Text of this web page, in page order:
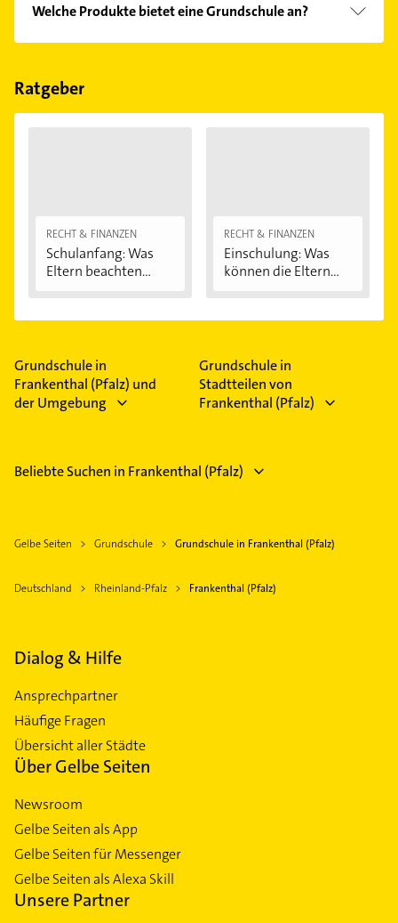
Nachhilfe, Chemie Nachhilfe, Deutsch Nachhilfe,
Englisch Nachhilfe und Ferienkurse.
Welche Produkte bietet eine Grundschule an?
Das Angebot umfasst unter anderem Biologie
Ferienkurse und Mathe Nachhilfe.
Ratgeber
RECHT & FINANZEN
Schulanfang: Was
Eltern beachten...
RECHT & FINANZEN
Einschulung: Was
können die Eltern...
Grundschule in
Frankenthal (Pfalz) und
der Umgebung
Grundschule in
Stadtteilen von
Frankenthal (Pfalz)
Beliebte Suchen in Frankenthal (Pfalz)
Gelbe Seiten Grundschule Grundschule in Frankenthal (Pfalz)
Deutschland Rheinland-Pfalz Frankenthal (Pfalz)
Dialog & Hilfe
Ansprechpartner
Häufige Fragen
Übersicht aller Städte
Über Gelbe Seiten
Newsroom
Gelbe Seiten als App
Gelbe Seiten für Messenger
Gelbe Seiten als Alexa Skill
Unsere Partner